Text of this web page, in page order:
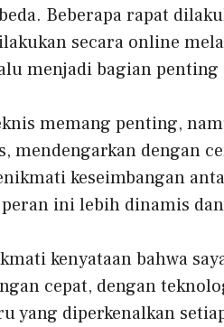
Beberapa rapat
secara online
menjadi bagian penting
memang penting,
mendengarkan dengan
keseimbangan
ini lebih dinamis
kenyataan bahwa
cepat, dengan
yang diperkenalkan